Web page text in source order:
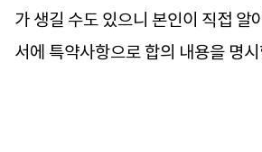
가 생길 수도 있으니 본인이 직접 알
서에 특약사항으로 합의 내용을 명